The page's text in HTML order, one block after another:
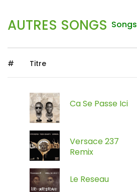
AUTRES SONGS Songs
# Titre
Ca Se Passe Ici
Versace 237
Remix
Le Reseau